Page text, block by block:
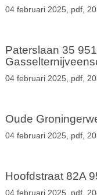
04 februari 2025, pdf,
Paterslaan 35
04 februari 2025, pdf,
Oude
04 februari 2025, pdf,
Hoofdstraat 82A
04 februari 2025, pdf,